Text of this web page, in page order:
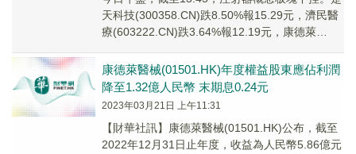
天科技(300358.CN)跌8.50%報15.29元，濟民醫
療(603222.CN)跌3.64%報12.19元，康德萊
康德萊醫械(01501.HK)年度權益股東應佔利潤
降至1.32億人民幣 末期息0.24元
2023年03月21日 上午11:31
【財華社訊】康德萊醫械(01501.HK)公布，截至
2022年12月31日止年度，收益為人民幣5.86億元